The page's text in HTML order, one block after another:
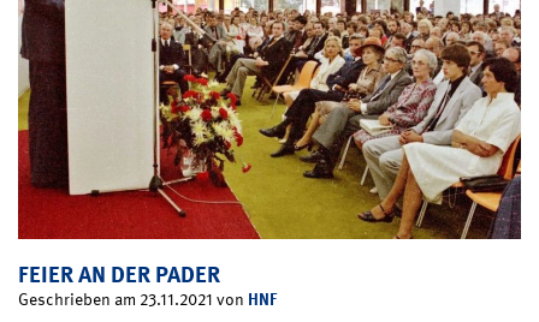
FEIER AN DER PADER
Geschrieben am 23.11.2021 von HNF